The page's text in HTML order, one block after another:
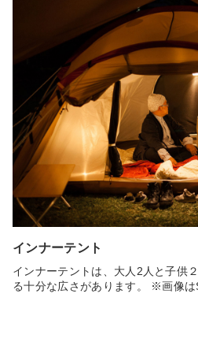
インナーテント
インナーテントは、大人2人と子供
る十分な広さがあります。 ※画像は